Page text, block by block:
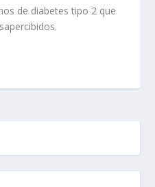
de diabetes tipo 2 que